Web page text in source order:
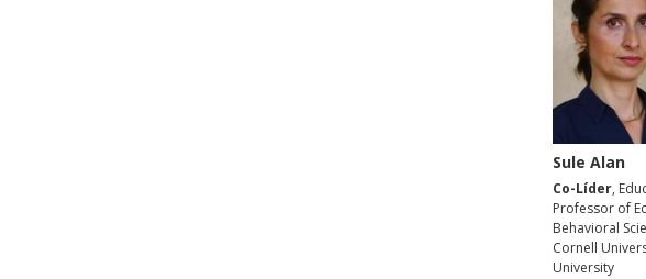
Sule Alan
Co-Líder,
Professor of
Behavioral
Cornell
University